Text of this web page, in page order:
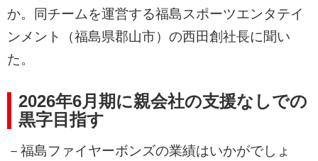
か。同チームを運営する福島スポーツエンタテイ
ンメント（福島県郡山市）の西田創社長に聞い
た。
2026年6月期に親会社の支援なしでの
黒字目指す
－福島ファイヤーボンズの業績はいかがでしょ